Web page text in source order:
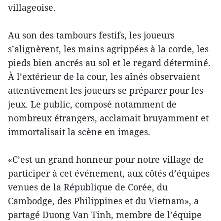
villageoise.
Au son des tambours festifs, les joueurs
s’alignèrent, les mains agrippées à la corde, les
pieds bien ancrés au sol et le regard déterminé.
À l’extérieur de la cour, les aînés observaient
attentivement les joueurs se préparer pour les
jeux. Le public, composé notamment de
nombreux étrangers, acclamait bruyamment et
immortalisait la scène en images.
«C’est un grand honneur pour notre village de
participer à cet événement, aux côtés d’équipes
venues de la République de Corée, du
Cambodge, des Philippines et du Vietnam», a
partagé Duong Van Tinh, membre de l’équipe